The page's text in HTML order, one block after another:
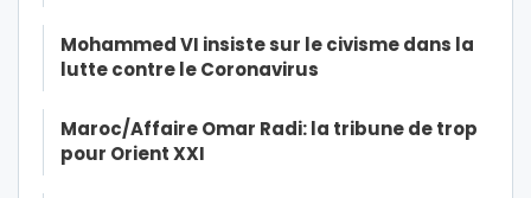
Mohammed VI insiste sur le civisme dans la
lutte contre le Coronavirus
Maroc/Affaire Omar Radi: la tribune de trop
pour Orient XXI